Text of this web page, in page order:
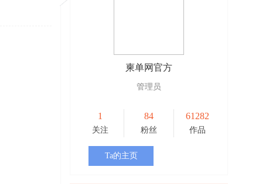
柬单网官方
管理员
1
关注
84
粉丝
61282
作品
Ta的主页